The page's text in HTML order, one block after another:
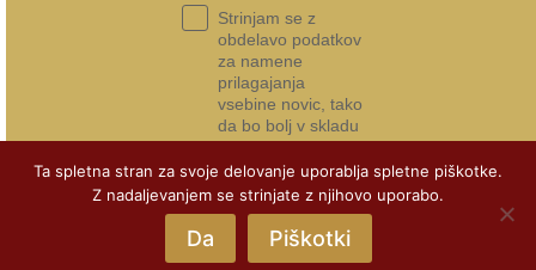
Ta spletna stran za svoje delovanje uporablja spletne piškotke.
Z nadaljevanjem se strinjate z njihovo uporabo.
Da Piškotki
Strinjam se z
obdelavo podatkov
za namene
prilagajanja
vsebine novic, tako
da bo bolj v skladu
s tem, kar si želim
»
Prijava na e-novice